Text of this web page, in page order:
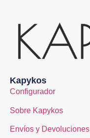
Kapykos
Configurador
Sobre Kapykos
Envíos y Devoluciones